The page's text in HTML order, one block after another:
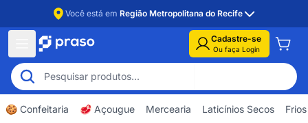
Você está em Região Metropolitana do Recife
Cadastre-se
Ou faça Login
🍪 Confeitaria 🥩 Açougue Mercearia Laticínios Secos